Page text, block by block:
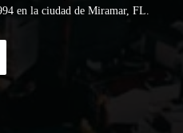
en la ciudad de Miramar, FL.